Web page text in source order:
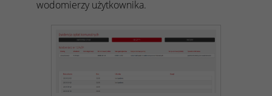
wodomierzy użytkownika.